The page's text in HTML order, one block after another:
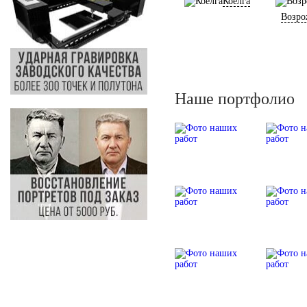
Наше портфолио